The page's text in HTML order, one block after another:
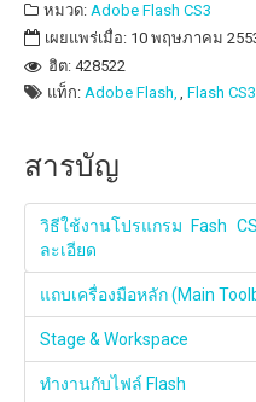
หมวด: Adobe Flash CS3
เผยแพร่เมื่อ: 10 พฤษภาคม
ฮิต: 428522
แท็ก: Adobe Flash, Flash
สารบัญ
วิธีใช้งานโปรแกรม Fash
ละเอียด
แถบเครื่องมือหลัก (Main
Stage & Workspace
ทำงานกับไฟล์ Flash